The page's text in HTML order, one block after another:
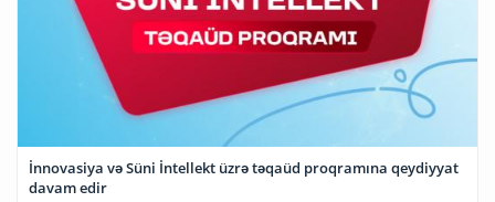
⁠İnnovasiya və Süni İntellekt üzrə təqaüd proqramına qeydiyyat
davam edir